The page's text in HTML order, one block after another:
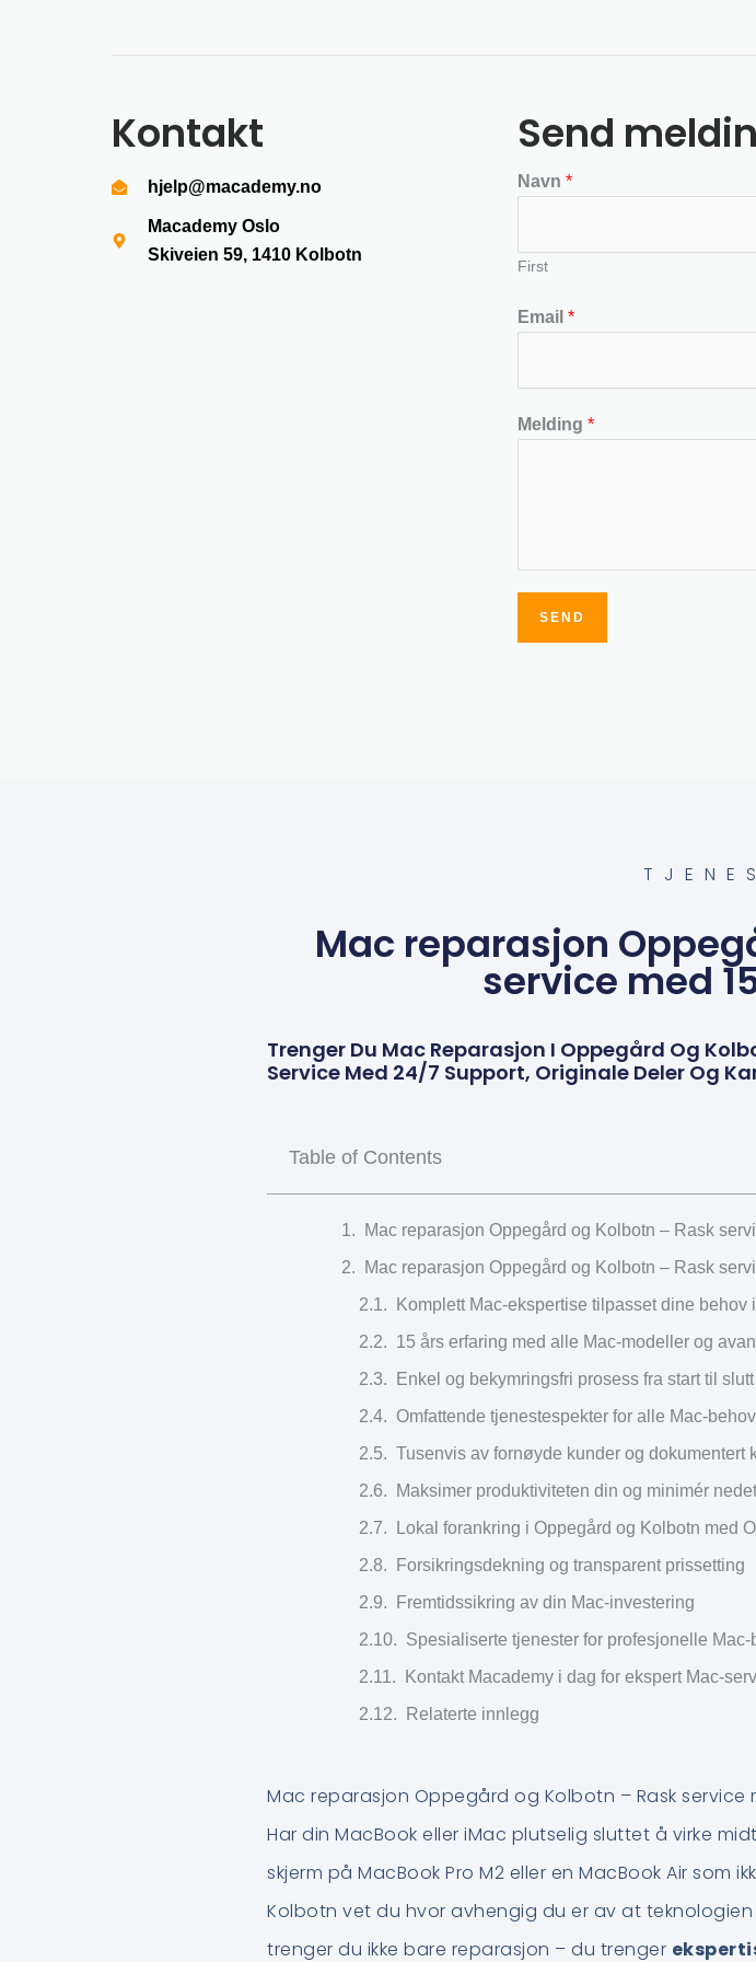
Kontakt
hjelp@macademy.no
Macademy Oslo
Skiveien 59, 1410 Kolbotn
Send
Navn*
First
Email*
Melding*
SEND
Mac reparasjon
service med
Trenger Du Mac Reparasjon I Oppegård Og
Service Med 24/7 Support, Originale Deler Og
Table of Contents
Mac reparasjon Oppegård og Kolbotn – Rask
Mac reparasjon Oppegård og Kolbotn – Rask
Komplett Mac-ekspertise tilpasset dine behov
15 års erfaring med alle Mac-modeller og
Enkel og bekymringsfri prosess fra start til slutt
Omfattende tjenestespekter for alle Mac-behov
Tusenvis av fornøyde kunder og dokumentert
Maksimer produktiviteten din og minimér
Lokal forankring i Oppegård og Kolbotn med
Forsikringsdekning og transparent prissetting
Fremtidssikring av din Mac-investering
Spesialiserte tjenester for profesjonelle Mac-
Kontakt Macademy i dag for ekspert Mac-
Relaterte innlegg
Mac reparasjon Oppegård og Kolbotn – Rask service
Har din MacBook eller iMac plutselig sluttet å virke
skjerm på MacBook Pro M2 eller en MacBook Air som
Kolbotn vet du hvor avhengig du er av at
trenger du ikke bare reparasjon – du trenger